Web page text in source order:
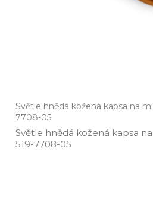
Světle hnědá kožená kapsa na
7708-05
Světle hnědá kožená kapsa
519­-7708­-05